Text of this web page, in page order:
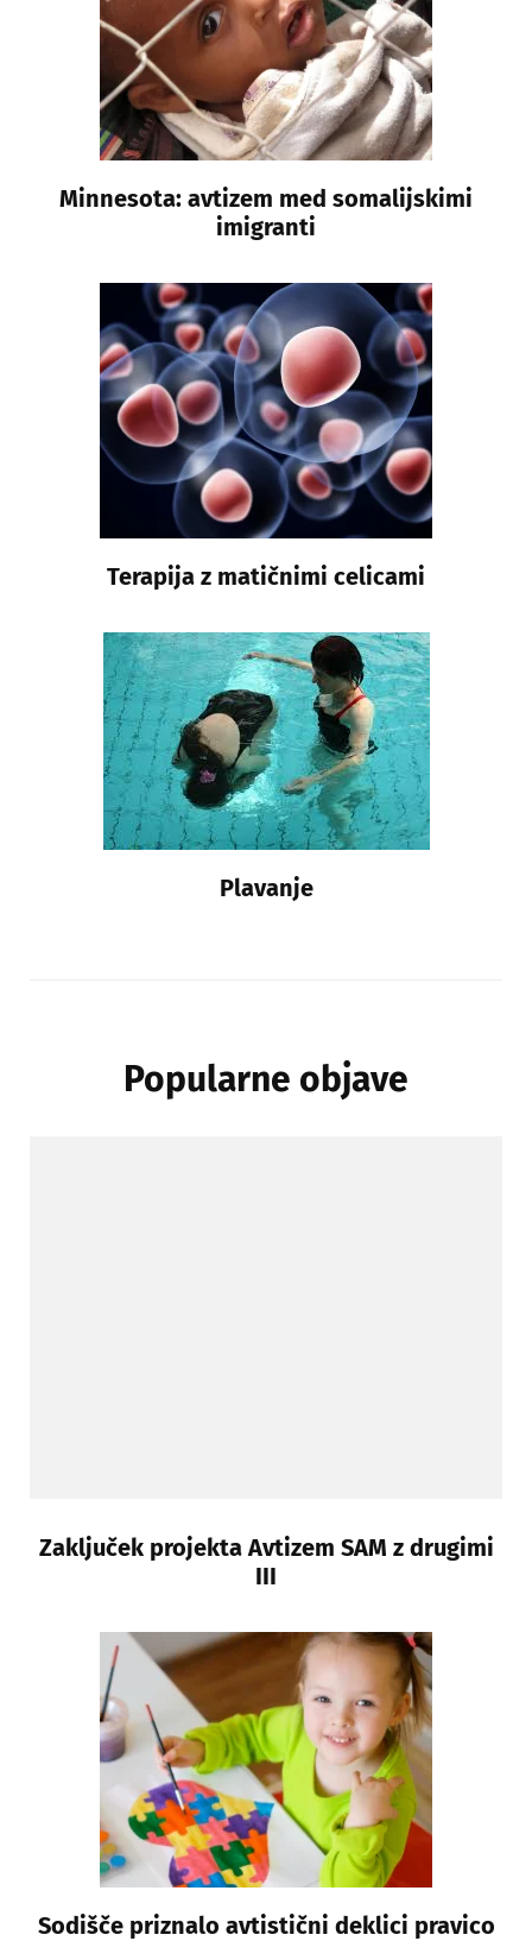
Minnesota: avtizem med somalijskimi
imigranti
Terapija z matičnimi celicami
Plavanje
Popularne objave
Zaključek projekta Avtizem SAM z drugimi
III
Sodišče priznalo avtistični deklici pravico